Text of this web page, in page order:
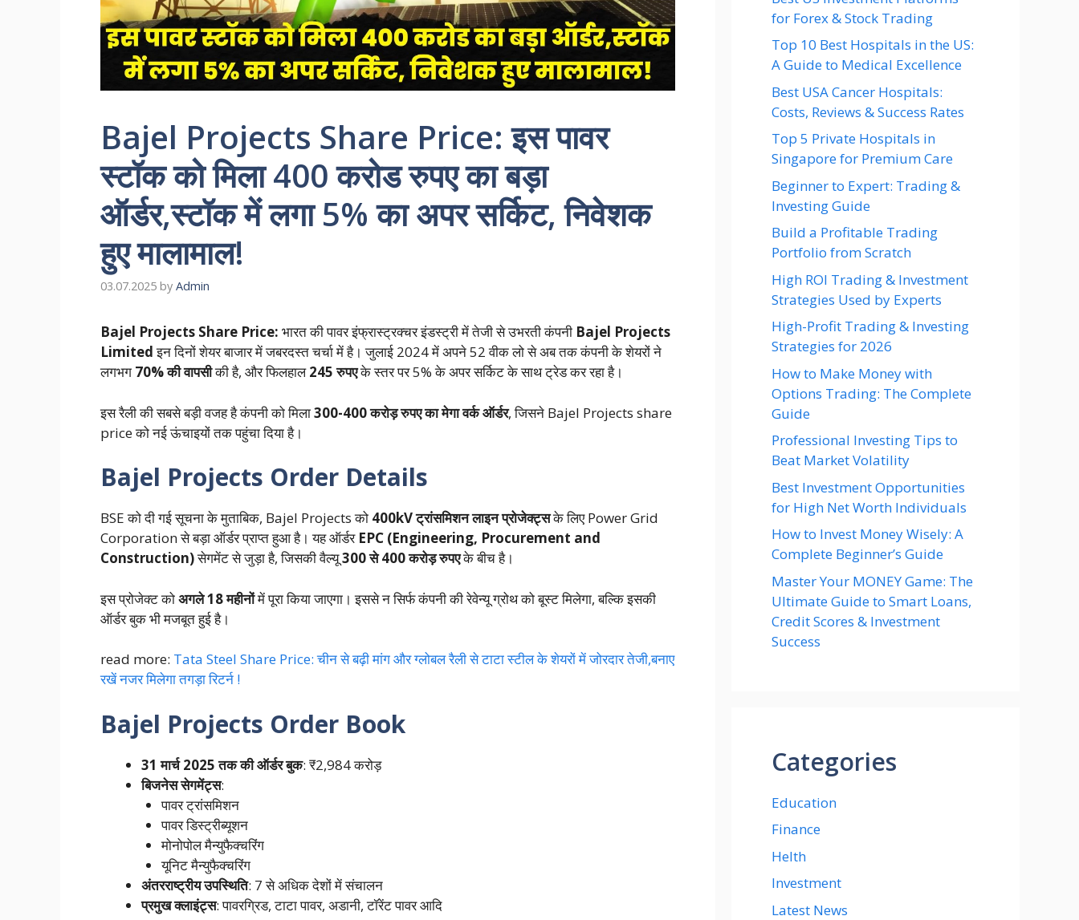
Bajel Projects Share Price: इस पावर
स्टॉक को मिला 400 करोड रुपए का बड़ा
ऑर्डर,स्टॉक में लगा 5% का अपर सर्किट, निवेशक
हुए मालामाल!
03.07.2025 by Admin
Bajel Projects Share Price: भारत की पावर इंफ्रास्ट्रक्चर इंडस्ट्री में तेजी से उभरती कंपनी Bajel Projects
Limitedइन दिनों शेयर बाजार में जबरदस्त चर्चा में है। जुलाई 2024 में अपने 52 वीक लो से अब तक कंपनी के शेयरों ने
लगभग 70% की वापसीकी है, और फिलहाल245 रुपएके स्तर पर 5% के अपर सर्किट के साथ ट्रेड कर रहा है।
इस रैली की सबसे बड़ी वजह है कंपनी को मिला300-400 करोड़ रुपए का मेगा वर्क ऑर्डर, जिसने Bajel Projects share
price को नई ऊंचाइयों तक पहुंचा दिया है।
Bajel Projects Order Details
BSE को दी गई सूचना के मुताबिक, Bajel Projects को 400kV ट्रांसमिशन लाइन प्रोजेक्ट्सके लिए Power Grid
Corporation से बड़ा ऑर्डर प्राप्त हुआ है। यह ऑर्डर EPC (Engineering, Procurement and
Construction)सेगमेंट से जुड़ा है, जिसकी वैल्यू300 से 400 करोड़ रुपएके बीच है।
इस प्रोजेक्ट कोअगले 18 महीनोंमें पूरा किया जाएगा। इससे न सिर्फ कंपनी की रेवेन्यू ग्रोथ को बूस्ट मिलेगा, बल्कि इसकी
ऑर्डर बुक भी मजबूत हुई है।
read more: Tata Steel Share Price: चीन से बढ़ी मांग और ग्लोबल रैली से टाटा स्टील के शेयरों में जोरदार तेजी,बनाए
रखें नजर मिलेगा तगड़ा रिटर्न !
Bajel Projects Order Book
31 मार्च 2025 तक की ऑर्डर बुक: ₹2,984 करोड़
बिजनेस सेगमेंट्स:
पावर ट्रांसमिशन
पावर डिस्ट्रीब्यूशन
मोनोपोल मैन्युफैक्चरिंग
यूनिट मैन्युफैक्चरिंग
अंतरराष्ट्रीय उपस्थिति: 7 से अधिक देशों में संचालन
प्रमुख क्लाइंट्स: पावरग्रिड, टाटा पावर, अडानी, टॉरेंट पावर आदि
for Forex & Stock Trading
Top 10 Best Hospitals in the US:
A Guide to Medical Excellence
Best USA Cancer Hospitals:
Costs, Reviews & Success Rates
Top 5 Private Hospitals in
Singapore for Premium Care
Beginner to Expert: Trading &
Investing Guide
Build a Profitable Trading
Portfolio from Scratch
High ROI Trading & Investment
Strategies Used by Experts
High-Profit Trading & Investing
Strategies for 2026
How to Make Money with
Options Trading: The Complete
Guide
Professional Investing Tips to
Beat Market Volatility
Best Investment Opportunities
for High Net Worth Individuals
How to Invest Money Wisely: A
Complete Beginner’s Guide
Master Your MONEY Game: The
Ultimate Guide to Smart Loans,
Credit Scores & Investment
Success
Categories
Education
Finance
Helth
Investment
Latest News